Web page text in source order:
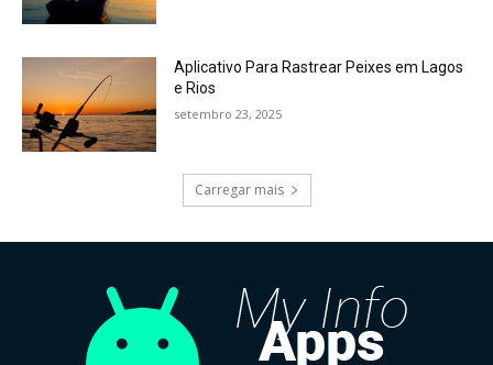
Aplicativo Para Rastrear Peixes em Lagos
e Rios
setembro 23, 2025
Carregar mais